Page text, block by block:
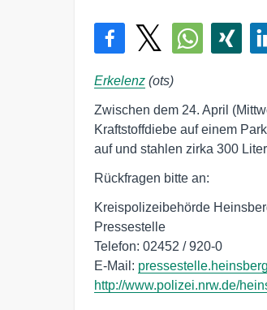
Erkelenz (ots)
Zwischen dem 24. April
Kraftstoffdiebe auf einem
auf und stahlen zirka 300
Rückfragen bitte an:
Kreispolizeibehörde
Pressestelle
Telefon: 02452 / 920-0
E-Mail:
http://www.polizei.nrw.de/